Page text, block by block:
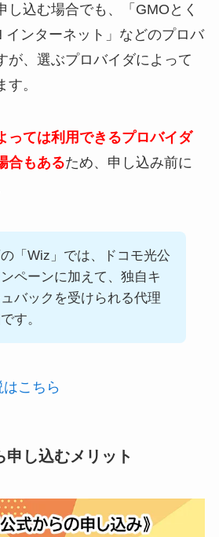
し込む場合でも、「GMOとく
インターネット」などのプロバ
が、選ぶプロバイダによって
。
っては利用できるプロバイダ
合もあるため、申し込み前に
「Wiz」では、ドコモ光公
ペーンに加えて、独自キ
バックを受けられる代理
す。
こちら
申し込むメリット